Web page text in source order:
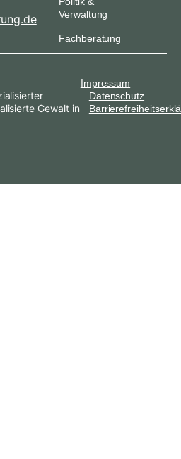
Verwaltung
Fachberatung
Gewalt in
Impressum
Datenschutz